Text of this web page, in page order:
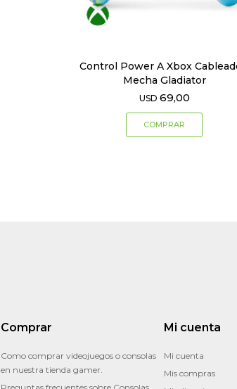
Control Power A Xbox
Mecha Gladiator
USD 69,00
Comprar
Como comprar videojuegos o consolas
en nuestra tienda gamer.
Mi cuenta
Mi cuenta
Mis compras